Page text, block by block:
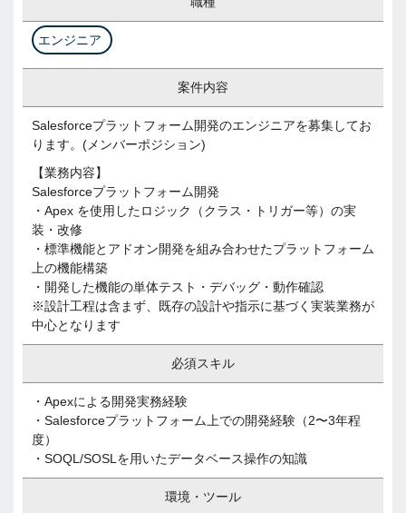
エンジニア
案件内容
Salesforceプラットフォーム開発のエンジニアを募集してお
ります。(メンバーポジション)
【業務内容】
Salesforceプラットフォーム開発
・Apex を使用したロジック（クラス・トリガー等）の実
装・改修
・標準機能とアドオン開発を組み合わせたプラットフォーム
上の機能構築
・開発した機能の単体テスト・デバッグ・動作確認
※設計工程は含まず、既存の設計や指示に基づく実装業務が
中心となります
必須スキル
・Apexによる開発実務経験
・Salesforceプラットフォーム上での開発経験（2〜3年程
度）
・SOQL/SOSLを用いたデータベース操作の知識
環境・ツール